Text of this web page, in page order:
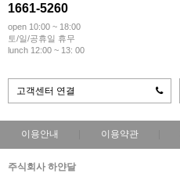
1661-5260
open 10:00 ~ 18:00
토/일/공휴일 휴무
lunch 12:00 ~ 13: 00
고객센터 연결
이용안내 이용약관
주식회사 하얀달